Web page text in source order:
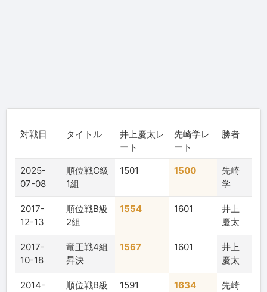
対戦日 タイトル
井上慶太レ
ート
先崎学レ
ート
勝者
2025-
07-08
順位戦C級
1組
1501 1500
先崎
学
2017-
12-13
順位戦B級
2組
1554 1601
井上
慶太
2017-
10-18
竜王戦4組
昇決
1567 1601
井上
慶太
2014-
順位戦B級
1591 1634
先崎